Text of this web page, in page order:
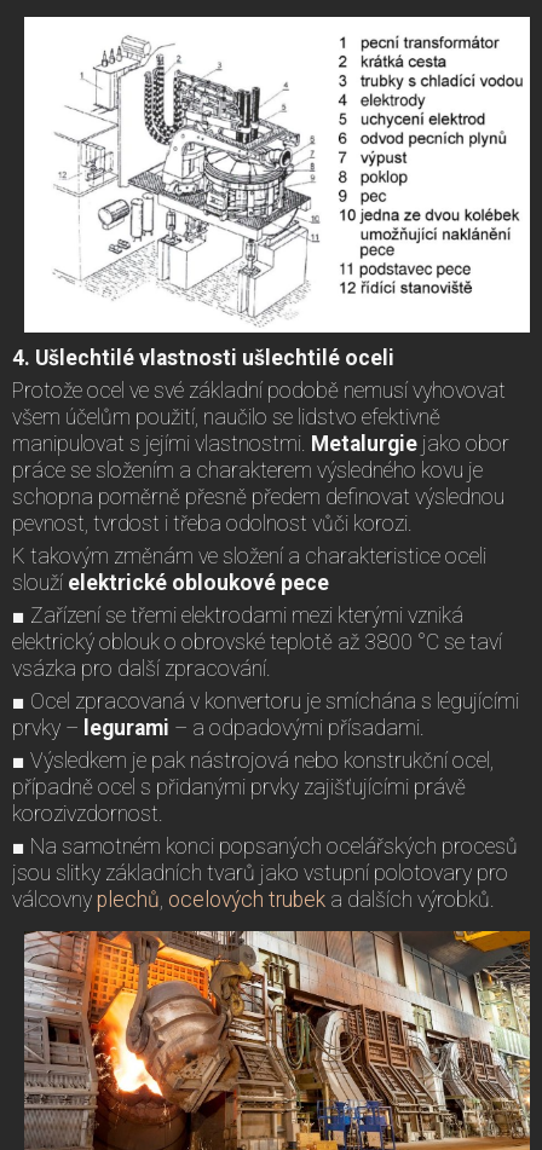
4. Ušlechtilé vlastnosti ušlechtilé oceli
Protože ocel ve své základní podobě nemusí vyhovovat
všem účelům použití, naučilo se lidstvo efektivně
manipulovat s jejími vlastnostmi. Metalurgie jako obor
práce se složením a charakterem výsledného kovu je
schopna poměrně přesně předem definovat výslednou
pevnost, tvrdost i třeba odolnost vůči korozi.
K takovým změnám ve složení a charakteristice oceli
slouží elektrické obloukové pece
■ Zařízení se třemi elektrodami mezi kterými vzniká
elektrický oblouk o obrovské teplotě až 3800 °C se taví
vsázka pro další zpracování.
■ Ocel zpracovaná v konvertoru je smíchána s legujícími
prvky – legurami – a odpadovými přísadami.
■ Výsledkem je pak nástrojová nebo konstrukční ocel,
případně ocel s přidanými prvky zajišťujícími právě
korozivzdornost.
■ Na samotném konci popsaných ocelářských procesů
jsou slitky základních tvarů jako vstupní polotovary pro
válcovny plechů ocelových trubek a dalších výrobků.